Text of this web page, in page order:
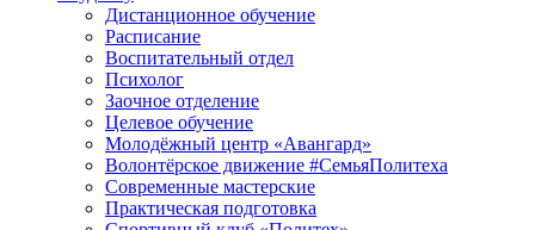
Дистанционное обучение
Расписание
Воспитательный отдел
Психолог
Заочное отделение
Целевое обучение
Молодёжный центр «Авангард»
Волонтёрское движение #СемьяПолитеха
Современные мастерские
Практическая подготовка